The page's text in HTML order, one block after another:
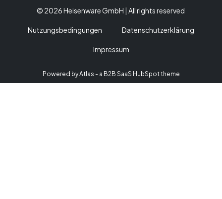
© 2026 Heisenware GmbH | All rights reserved
Nutzungsbedingungen Datenschutzerklärung
Impressum
Powered by Atlas - a B2B SaaS HubSpot theme